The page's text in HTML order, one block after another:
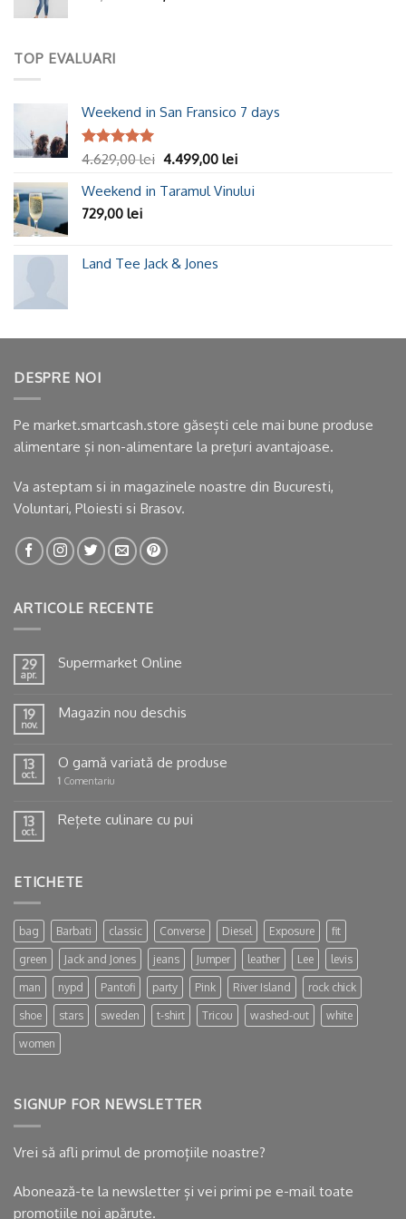
TOP EVALUARI
Weekend in San Fransico 7 days
Evaluat la
4.629,00lei 4.499,00 lei
Weekend in Taramul Vinului
729,00 lei
Land Tee Jack & Jones
DESPRE NOI
Pe market.smartcash.store găsești cele mai bune produse
alimentare și non-alimentare la prețuri avantajoase.
Va asteptam si in magazinele noastre din Bucuresti,
Voluntari, Ploiesti si Brasov.
ARTICOLE RECENTE
29
apr.
Supermarket Online
19
nov.
Magazin nou deschis
13
oct.
O gamă variată de produse
1 Comentariu
13
oct.
Rețete culinare cu pui
ETICHETE
bag Barbati classic Converse Diesel Exposure fit
green Jack and Jones jeans Jumper leather Lee levis
man nypd Pantofi party Pink River Island rock chick
shoe stars sweden t-shirt Tricou washed-out white
women
SIGNUP FOR NEWSLETTER
Vrei să afli primul de promoțiile noastre?
Abonează-te la newsletter și vei primi pe e-mail toate
promoțiile noi apărute.